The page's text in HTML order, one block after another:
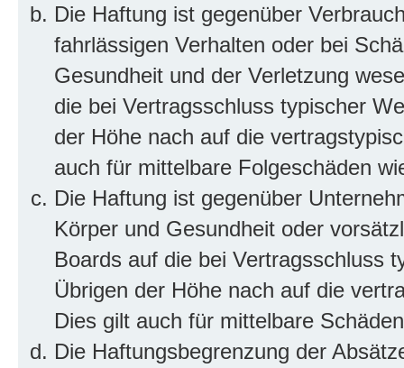
Die Haftung ist gegenüber
fahrlässigen Verhalten oder bei
Gesundheit und der Verletzung
die bei Vertragsschluss typischer
der Höhe nach auf die
auch für mittelbare Folgeschäden
Die Haftung ist gegenüber
Körper und Gesundheit oder
Boards auf die bei Vertragsschluss
Übrigen der Höhe nach auf die
Dies gilt auch für mittelbare
Die Haftungsbegrenzung der